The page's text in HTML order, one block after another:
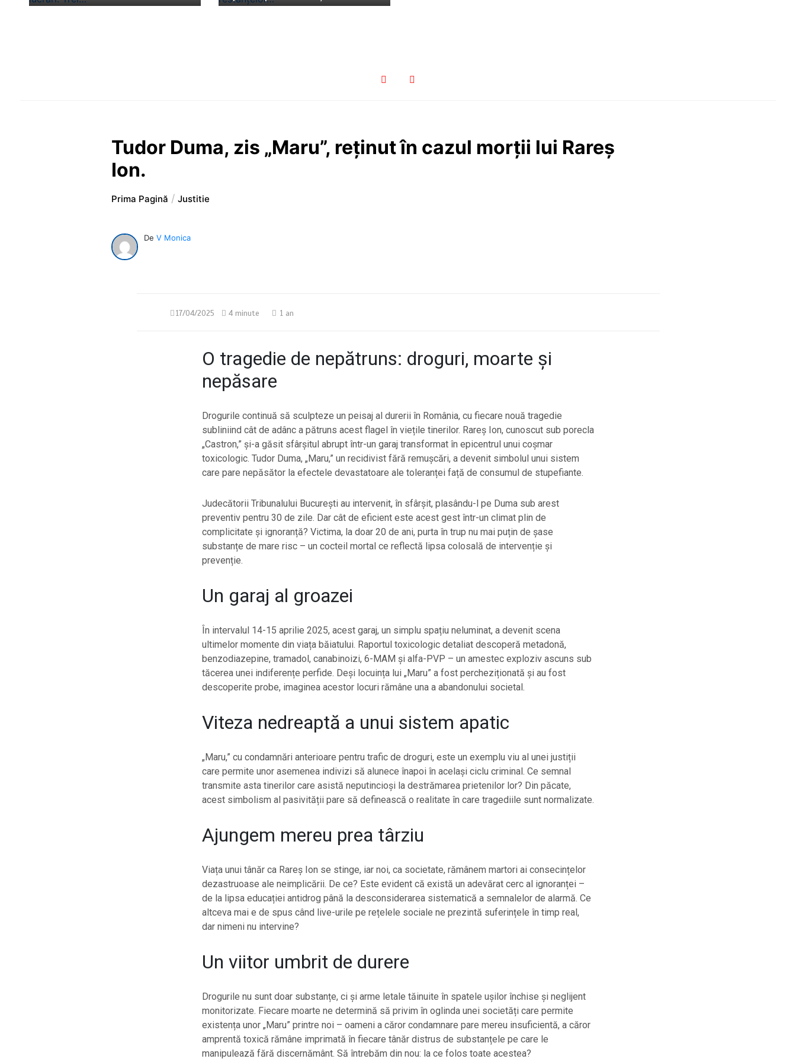
Tudor Duma, zis „Maru”, reținut în cazul morții lui Rareș
Ion.
Prima Pagină Justitie
DeV Monica
17/04/2025 4 minute 1 an
O tragedie de nepătruns: droguri, moarte și
nepăsare
Drogurile continuă să sculpteze un peisaj al durerii în România, cu fiecare nouă tragedie
subliniind cât de adânc a pătruns acest flagel în viețile tinerilor. Rareș Ion, cunoscut sub porecla
„Castron,” și-a găsit sfârșitul abrupt într-un garaj transformat în epicentrul unui coșmar
toxicologic. Tudor Duma, „Maru,” un recidivist fără remușcări, a devenit simbolul unui sistem
care pare nepăsător la efectele devastatoare ale toleranței față de consumul de stupefiante.
Judecătorii Tribunalului București au intervenit, în sfârșit, plasându-l pe Duma sub arest
preventiv pentru 30 de zile. Dar cât de eficient este acest gest într-un climat plin de
complicitate și ignoranță? Victima, la doar 20 de ani, purta în trup nu mai puțin de șase
substanțe de mare risc – un cocteil mortal ce reflectă lipsa colosală de intervenție și
prevenție.
Un garaj al groazei
În intervalul 14-15 aprilie 2025, acest garaj, un simplu spațiu neluminat, a devenit scena
ultimelor momente din viața băiatului. Raportul toxicologic detaliat descoperă metadonă,
benzodiazepine, tramadol, canabinoizi, 6-MAM și alfa-PVP – un amestec exploziv ascuns sub
tăcerea unei indiferențe perfide. Deși locuința lui „Maru” a fost percheziționată și au fost
descoperite probe, imaginea acestor locuri rămâne una a abandonului societal.
Viteza nedreaptă a unui sistem apatic
„Maru,” cu condamnări anterioare pentru trafic de droguri, este un exemplu viu al unei justiții
care permite unor asemenea indivizi să alunece înapoi în același ciclu criminal. Ce semnal
transmite asta tinerilor care asistă neputincioși la destrămarea prietenilor lor? Din păcate,
acest simbolism al pasivității pare să definească o realitate în care tragediile sunt normalizate.
Ajungem mereu prea târziu
Viața unui tânăr ca Rareș Ion se stinge, iar noi, ca societate, rămânem martori ai consecințelor
dezastruoase ale neimplicării. De ce? Este evident că există un adevărat cerc al ignoranței –
de la lipsa educației antidrog până la desconsiderarea sistematică a semnalelor de alarmă. Ce
altceva mai e de spus când live-urile pe rețelele sociale ne prezintă suferințele în timp real,
dar nimeni nu intervine?
Un viitor umbrit de durere
Drogurile nu sunt doar substanțe, ci și arme letale tăinuite în spatele ușilor închise și neglijent
monitorizate. Fiecare moarte ne determină să privim în oglinda unei societăți care permite
existența unor „Maru” printre noi – oameni a căror condamnare pare mereu insuficientă, a căror
amprentă toxică rămâne imprimată în fiecare tânăr distrus de substanțele pe care le
manipulează fără discernământ. Să întrebăm din nou: la ce folos toate acestea?